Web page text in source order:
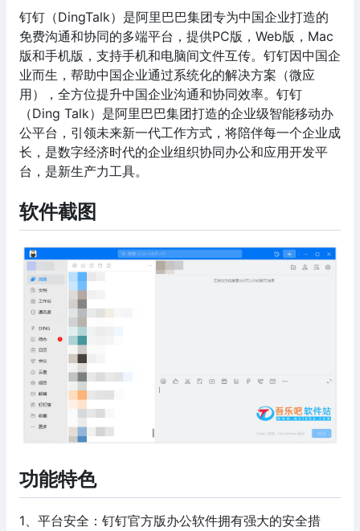
钉钉（DingTalk）是阿里巴巴集团专为中国企业打造的
免费沟通和协同的多端平台，提供PC版，Web版，Mac
版和手机版，支持手机和电脑间文件互传。钉钉因中国企
业而生，帮助中国企业通过系统化的解决方案（微应
用），全方位提升中国企业沟通和协同效率。钉钉
（Ding Talk）是阿里巴巴集团打造的企业级智能移动办
公平台，引领未来新一代工作方式，将陪伴每一个企业成
长，是数字经济时代的企业组织协同办公和应用开发平
台，是新生产力工具。
软件截图
功能特色
1、平台安全：钉钉官方版办公软件拥有强大的安全措